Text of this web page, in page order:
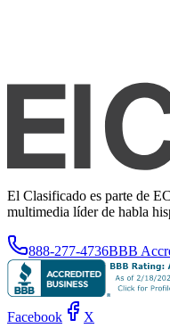
El Clasificado es parte de
multimedia líder de habla
888-277-4736BBB
Facebook X